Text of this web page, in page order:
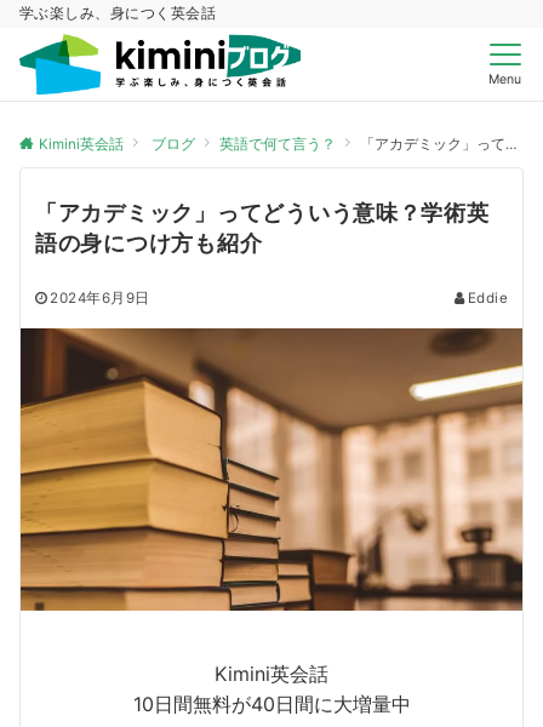
学ぶ楽しみ、身につく英会話
Menu
Kimini英会話 ブログ 英語で何て言う？ 「アカデミック」ってどういう意味？学術英語の身につけ方も紹介
「アカデミック」ってどういう意味？学術英
語の身につけ方も紹介
2024年6月9日 Eddie
Kimini英会話
10日間無料が40日間に大増量中